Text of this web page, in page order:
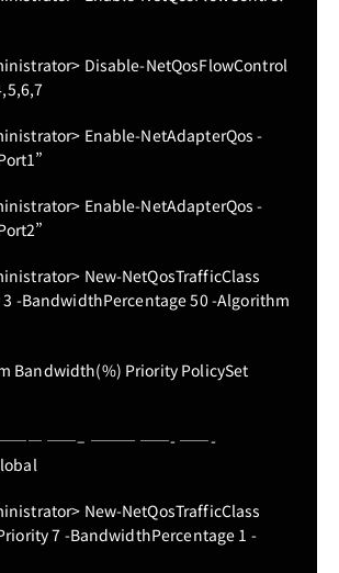
Disable-NetQosFlowControl
Enable-NetAdapterQos -
Enable-NetAdapterQos -
New-NetQosTrafficClass
3 -BandwidthPercentage 50 -Algorithm
Bandwidth(%) Priority PolicySet
——– ——— ——- ——-
New-NetQosTrafficClass
7 -BandwidthPercentage 1 -